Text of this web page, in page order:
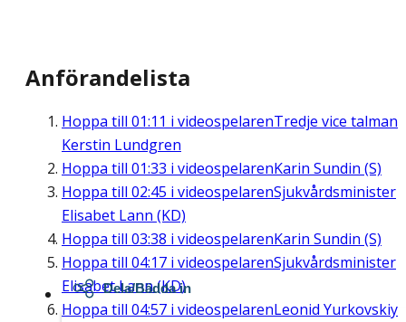
Anförandelista
Hoppa till 01:11 i videospelarenTredje vice talman
Kerstin Lundgren
Hoppa till 01:33 i videospelarenKarin Sundin (S)
Hoppa till 02:45 i videospelarenSjukvårdsminister
Elisabet Lann (KD)
Hoppa till 03:38 i videospelarenKarin Sundin (S)
Hoppa till 04:17 i videospelarenSjukvårdsminister
Elisabet Lann (KD)
Hoppa till 04:57 i videospelarenLeonid Yurkovskiy
Dela/Bädda in